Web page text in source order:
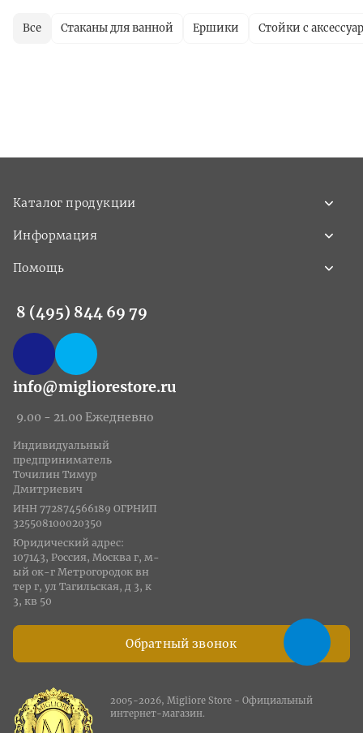
Все Стаканы для ванной Ершики Стойки с
Каталог продукции
Информация
Помощь
8 (495) 844 69 79
info@migliorestore.ru
9.00 - 21.00 Ежедневно
Обратный звонок
Индивидуальный
предприниматель
Точилин Тимур
Дмитриевич
ИНН 772874566189 ОГРНИП
325508100020350
Юридический адрес:
107143, Россия, Москва г, м-
ый ок-г Метрогородок вн
тер г, ул Тагильская, д 3, к
3, кв 50
2005-2026, Migliore Store - Официальный
интернет-магазин.